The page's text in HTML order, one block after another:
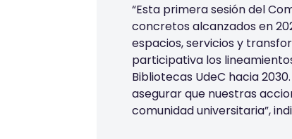
“Esta primera sesión del
concretos alcanzados en
espacios, servicios y
participativa los
Bibliotecas UdeC hacia
asegurar que nuestras
comunidad universitaria”,